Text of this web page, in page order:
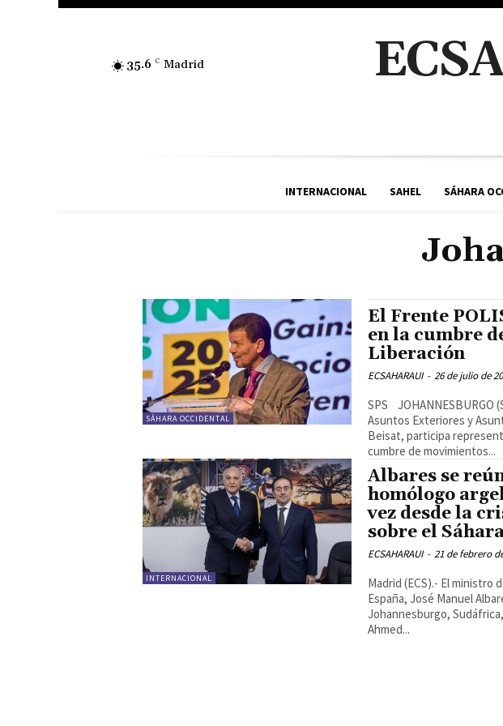
35.6 C Madrid
INTERNACIONAL SAHEL SÁHARA
SÁHARA OCCIDENTAL
El Frente
en la cumbre
Liberación
ECSAHARAUI - 26 de julio de
SPS JOHANNESBURGO
Asuntos Exteriores y
Beisat, participa
cumbre de movimientos...
INTERNACIONAL
Albares se
homólogo
vez desde la
sobre el
ECSAHARAUI - 21 de febrero
Madrid (ECS).- El ministro
España, José Manuel
Johannesburgo,
Ahmed...